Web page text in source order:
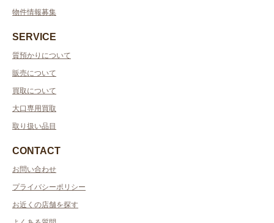
物件情報募集
SERVICE
質預かりについて
販売について
買取について
大口専用買取
取り扱い品目
CONTACT
お問い合わせ
プライバシーポリシー
お近くの店舗を探す